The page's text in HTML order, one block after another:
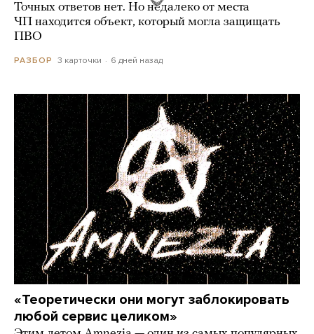
Точных ответов нет. Но недалеко от места
ЧП находится объект, который могла защищать
ПВО
РАЗБОР 3 карточки 6 дней назад
«Теоретически они могут заблокировать
любой сервис целиком»